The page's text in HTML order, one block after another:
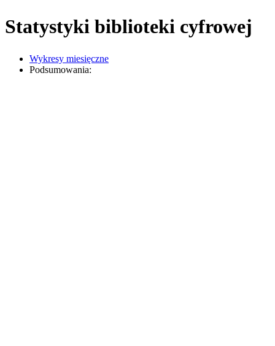
Statystyki biblioteki cyfrowej
Wykresy miesięczne
Podsumowania: